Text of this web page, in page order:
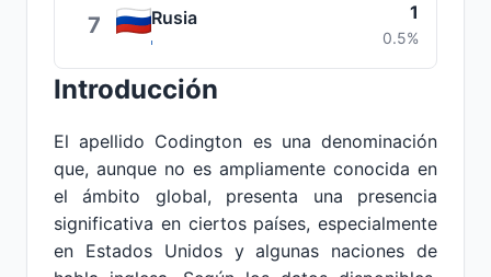
7 Rusia 1
0.5%
Introducción
El apellido Codington es una denominación
que, aunque no es ampliamente conocida en
el ámbito global, presenta una presencia
significativa en ciertos países, especialmente
en Estados Unidos y algunas naciones de